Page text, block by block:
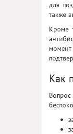
для
также
Кроме
Как
Вопрос